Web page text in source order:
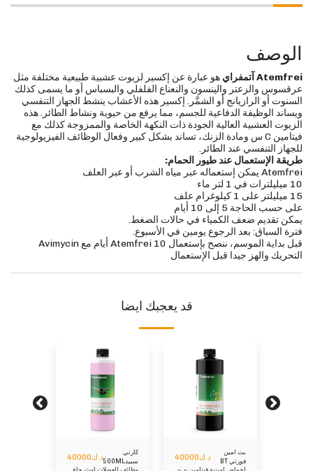
الوصف
Atemfrei آتمفراي
هو عبارة عن إكسير لزيوت عشبية طبيعية مختلفة مثل
عرقسوس والزعتر والينسون والنعناع الفلفلي والبسباس أو ما يسمى كذلك
السنوت أو الرازيانج أو الشمَّر. إكسير هذه الأعشاب ينشط الجهاز التنفسي
ويساند الوظيفة الدفاعية للجسم، مما يرفع من حيوية ونشاط الطائر. هذه
الزيوت العشبية العالية الجودة ذات النكهة الخاصة والممزوجة كذلك مع
فيتامين C س ومادة الزنك، تساند بشكل كبير وفعال الوظائف الفيزيولوجية
للجهاز التنفسي عند الطائر.
طريقة الإستعمال عند طيور الحمام:
Atemfrei يمكن إستعماله عبر مياه الشرب أو عبر العلف
10 ميليلترات في 1 لتر ماء
15 ميليلتر على 1 كيلوغرام علف
على حسب الحاجة 5 إلى 10 أيام
يمكن تقديم ضعف الكمياء في حالات الضغط.
فترة السباق: بعد الرجوع يومين في الأسبوع.
قبل بداية الموسم، ننصح بإستعمال Atemfrei 10 أيام مع Avimycin
التحريك والهز جيدا قبل الإستعمال
قد يعجبك ايضا
بت امين
فورتي BT
د.ك40000
أحماض أمينية فيتامين -ب-
كارني
سبيد500MLد.ك40000
وظائف العضلات إسترجاع